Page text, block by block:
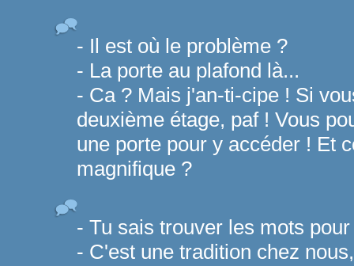
- Il est où le problème ?
- La porte au plafond là...
- Ca ? Mais j'an-ti-cipe ! Si
deuxième étage, paf ! Vous
une porte pour y accéder ! Et
magnifique ?
- Tu sais trouver les mots
- C'est une tradition chez